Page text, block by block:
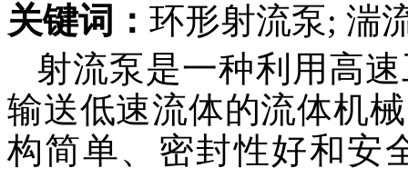
关键词： 环形射流泵; 湍
射流泵是一种利用高
输送低速流体的流体机
构简单、密封性好和安